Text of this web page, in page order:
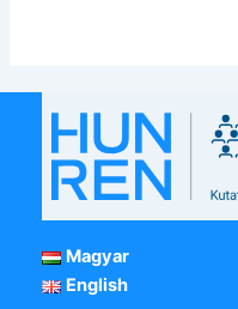
Magyar
English